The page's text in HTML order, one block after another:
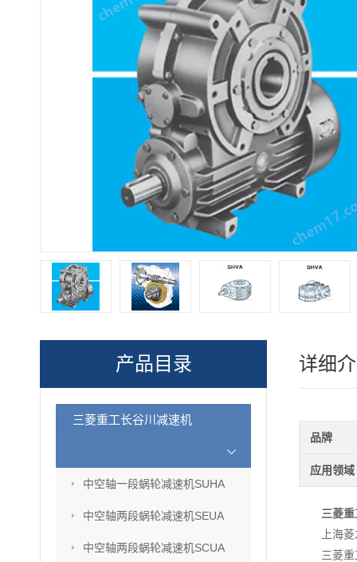
产品目录
三菱重工长谷川减速机
中空轴一段蜗轮减速机SUHA
中空轴两段蜗轮减速机SEUA
中空轴两段蜗轮减速机SCUA
详细
品牌
应用领域
三菱
上海
三菱